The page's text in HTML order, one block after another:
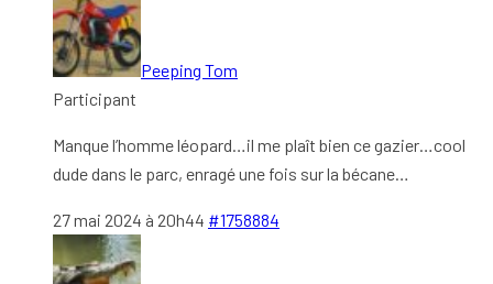
Peeping Tom
Participant
Manque l’homme léopard…il me plaît bien ce gazier…cool
dude dans le parc, enragé une fois sur la bécane…
27 mai 2024 à 20h44 #1758884